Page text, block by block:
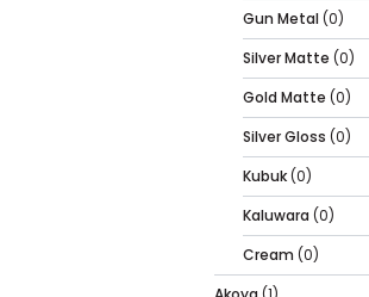
Gun Metal (0)
Silver Matte (0)
Gold Matte (0)
Silver Gloss (0)
Kubuk (0)
Kaluwara (0)
Cream (0)